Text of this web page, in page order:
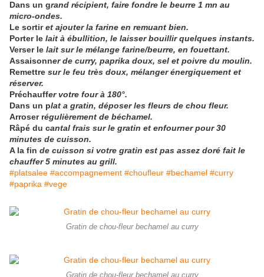
Dans un grand récipient, faire fondre le beurre 1 mn au
micro-ondes.
Le sortiret ajouter la farine en remuant bien.
Porter le lait à ébullition, le laisser bouillir quelques instants.
Verser le lait sur le mélange farine/beurre, en fouettant.
Assaisonner de curry, paprika doux, sel et poivre du moulin.
Remettre sur le feu très doux, mélanger énergiquement et
réserver.
Préchauffer votre four à 180°.
Dans un plat a gratin, déposer les fleurs de chou fleur.
Arroser régulièrement de béchamel.
Râpé du cantal frais sur le gratin et enfourner pour 30
minutes de cuisson.
A la fin de cuisson si votre gratin est pas assez doré fait le
chauffer 5 minutes au grill.
#platsalee #accompagnement #choufleur #bechamel #curry
#paprika #vege
Gratin de chou-fleur bechamel au curry
Gratin de chou-fleur bechamel au curry